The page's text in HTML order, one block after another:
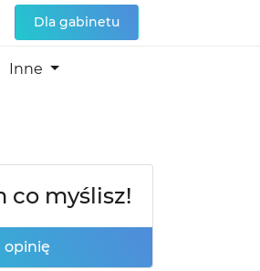
Dla gabinetu
Inne
co myślisz!
opinię